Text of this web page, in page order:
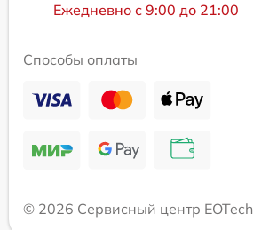
Ежедневно с 9:00 до 21:00
Способы оплаты
© 2026 Сервисный центр EOTech